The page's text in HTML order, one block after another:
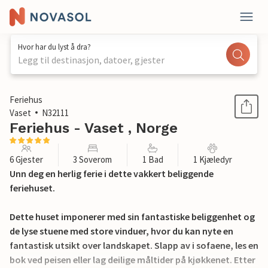
Hvor har du lyst å dra?
Legg til destinasjon, datoer, gjester
1 / 22
Feriehus
Vaset
N32111
Feriehus - Vaset , Norge
6 Gjester 3 Soverom 1 Bad 1 Kjæledyr
Unn deg en herlig ferie i dette vakkert beliggende
feriehuset.
Dette huset imponerer med sin fantastiske beliggenhet og
de lyse stuene med store vinduer, hvor du kan nyte en
fantastisk utsikt over landskapet. Slapp av i sofaene, les en
bok ved peisen eller lag deilige måltider på kjøkkenet. Etter